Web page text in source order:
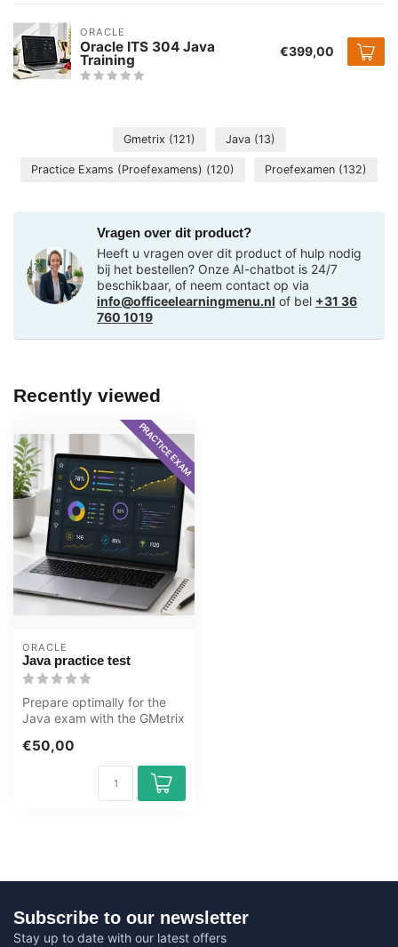
ORACLE
Oracle ITS 304 Java
Training €399,00
Gmetrix (121) Java (13)
Practice Exams (Proefexamens) (120) Proefexamen (132)
Vragen over dit product?
Heeft u vragen over dit product of hulp nodig
bij het bestellen? Onze AI-chatbot is 24/7
beschikbaar, of neem contact op via
info@officeelearningmenu.nl of bel +31 36
760 1019
Recently viewed
PRACTICE EXAM
ORACLE
Java practice test
Prepare optimally for the
Java exam with the GMetrix
Pra...
€50,00
Subscribe to our newsletter
Stay up to date with our latest offers